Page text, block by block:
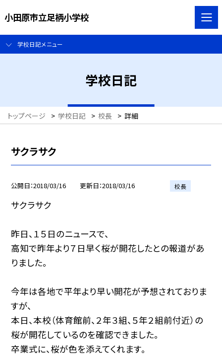
小田原市立足柄小学校
学校日記メニュー
学校日記
トップページ > 学校日記 > 校長 > 詳細
サクラサク
公開日 2018/03/16 更新日 2018/03/16 校長
サクラサク
昨日、１５日のニュースで、
高知で昨年より７日早く桜が開花したとの報道があ
りました。
今年は各地で平年より早い開花が予想されておりま
すが、
本日、本校（体育館前、２年３組、５年２組前付近）の
桜が開花しているのを確認できました。
卒業式に、桜が色を添えてくれます。